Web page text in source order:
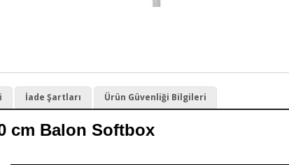
İade Şartları Ürün Güvenliği Bilgileri
cm Balon Softbox